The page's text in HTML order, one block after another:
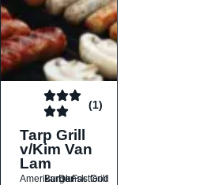
(1)
Tarp Grill
v/Kim Van
Lam
Amerikansk
BurgerDanskFastfood
Grill